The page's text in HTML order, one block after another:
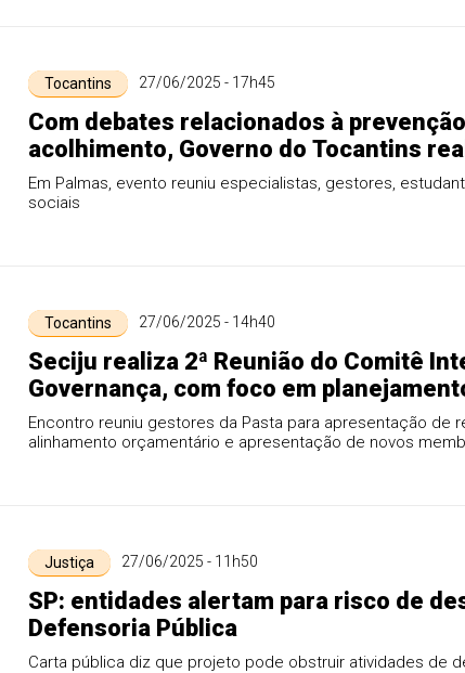
Tocantins 27/06/2025 - 17h45
Com debates relacionados à
acolhimento, Governo do Tocantins
Fórum Estadual de Políticas sobre
Em Palmas, evento reuniu especialistas, gestores,
sociais
Tocantins 27/06/2025 - 14h40
Seciju realiza 2ª Reunião do Comitê
Governança, com foco em
execução de políticas
Encontro reuniu gestores da Pasta para apresentação de
alinhamento orçamentário e apresentação de novos
Justiça 27/06/2025 - 11h50
SP: entidades alertam para risco de
Defensoria Pública
Carta pública diz que projeto pode obstruir atividades de